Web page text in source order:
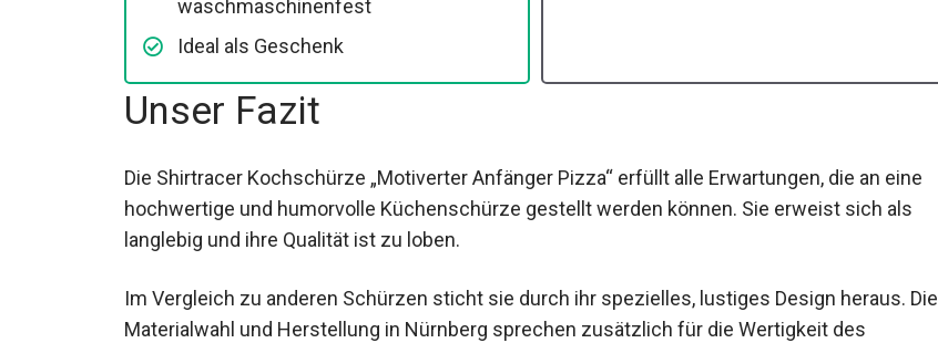
waschmaschinenfest
Ideal als Geschenk
Unser Fazit
Die Shirtracer Kochschürze „Motiverter Anfänger Pizza“ erfüllt alle Erwartungen, die an eine
hochwertige und humorvolle Küchenschürze gestellt werden können. Sie erweist sich als
langlebig und ihre Qualität ist zu loben.
Im Vergleich zu anderen Schürzen sticht sie durch ihr spezielles, lustiges Design heraus. Die
Materialwahl und Herstellung in Nürnberg sprechen zusätzlich für die Wertigkeit des